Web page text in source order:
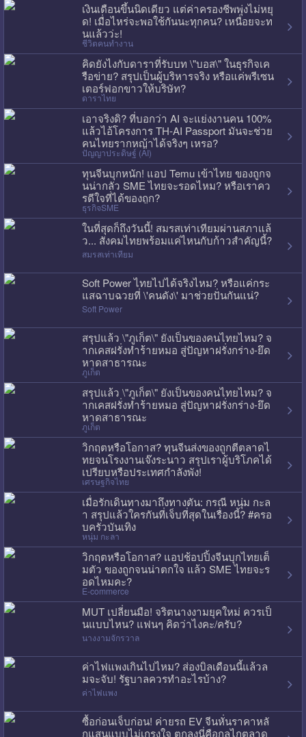
เงินเดือนขึ้นนิดเดียว แต่ค่าครองชีพพุ่งไม่หยุ
ด! เมื่อไหร่จะพอใช้กันนะทุกคน? เหนื่อยจะท
นแล้วว่ะ!
ชีวิตคนทำงาน
คิดยังไงกับดาราที่รับบท \"บอส\" ในธุรกิจเค
รือข่าย? สรุปเป็นผู้บริหารจริง หรือแค่พรีเซน
เตอร์ฟอกขาวให้บริษัท?
ดาราไทย
เอาจริงดิ? ที่บอกว่า AI จะแย่งงานคน 100%
แล้วไอ้โครงการ TH-AI Passport มันจะช่วย
คนไทยรากหญ้าได้จริงๆ เหรอ?
ปัญญาประดิษฐ์ (AI)
ทุนจีนบุกหนัก! แอป Temu เข้าไทย ของถูกจ
นน่ากลัว SME ไทยจะรอดไหม? หรือเราคว
รดีใจที่ได้ของถูก?
ธุรกิจSME
ในที่สุดก็ถึงวันนี้! สมรสเท่าเทียมผ่านสภาแล้
ว... สังคมไทยพร้อมแค่ไหนกับก้าวสำคัญนี้?
สมรสเท่าเทียม
Soft Power ไทยไปได้จริงไหม? หรือแค่กระ
แสฉาบฉวยที่ \'คนดัง\' มาช่วยปั่นกันแน่?
Soft Power
สรุปแล้ว \"ภูเก็ต\" ยังเป็นของคนไทยไหม? จ
ากเคสฝรั่งทำร้ายหมอ สู่ปัญหาฝรั่งกร่าง-ยึด
หาดสาธารณะ
ภูเก็ต
สรุปแล้ว \"ภูเก็ต\" ยังเป็นของคนไทยไหม? จ
ากเคสฝรั่งทำร้ายหมอ สู่ปัญหาฝรั่งกร่าง-ยึด
หาดสาธารณะ
ภูเก็ต
วิกฤตหรือโอกาส? ทุนจีนส่งของถูกตีตลาดไ
ทยจนโรงงานเจ๊งระนาว สรุปเราผู้บริโภคได้
เปรียบหรือประเทศกำลังพัง!
เศรษฐกิจไทย
เมื่อรักเดินทางมาถึงทางตัน: กรณี หนุ่ม กะล
า สรุปแล้วใครกันที่เจ็บที่สุดในเรื่องนี้? #ครอ
บครัวบันเทิง
หนุ่ม กะลา
วิกฤตหรือโอกาส? แอปช้อปปิ้งจีนบุกไทยเต็
มตัว ของถูกจนน่าตกใจ แล้ว SME ไทยจะร
อดไหมคะ?
E-commerce
MUT เปลี่ยนมือ! จริตนางงามยุคใหม่ ควรเป็
นแบบไหน? แฟนๆ คิดว่าไงคะ/ครับ?
นางงามจักรวาล
ค่าไฟแพงเกินไปไหม? ส่องบิลเดือนนี้แล้วล
มจะจับ! รัฐบาลควรทำอะไรบ้าง?
ค่าไฟแพง
ซื้อก่อนเจ็บก่อน! ค่ายรถ EV จีนหั่นราคาหลั
กแสนแบบไม่เกรงใจ ตกลงนี่คือกลไกตลาด